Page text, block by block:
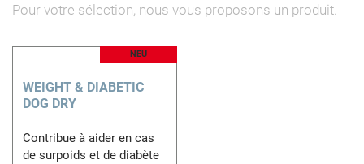
Pour votre sélection, nous vous proposons un produit.
NEU
WEIGHT & DIABETIC
DOG DRY
Contribue à aider en cas
de surpoids et de diabète